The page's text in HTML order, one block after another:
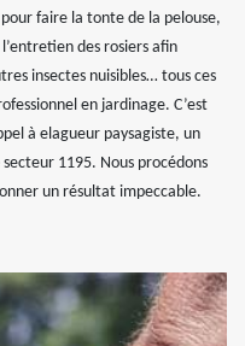
faire la tonte de la pelouse,
des rosiers afin
insectes nuisibles… tous ces
en jardinage. C’est
à elagueur paysagiste, un
1195. Nous procédons
un résultat impeccable.